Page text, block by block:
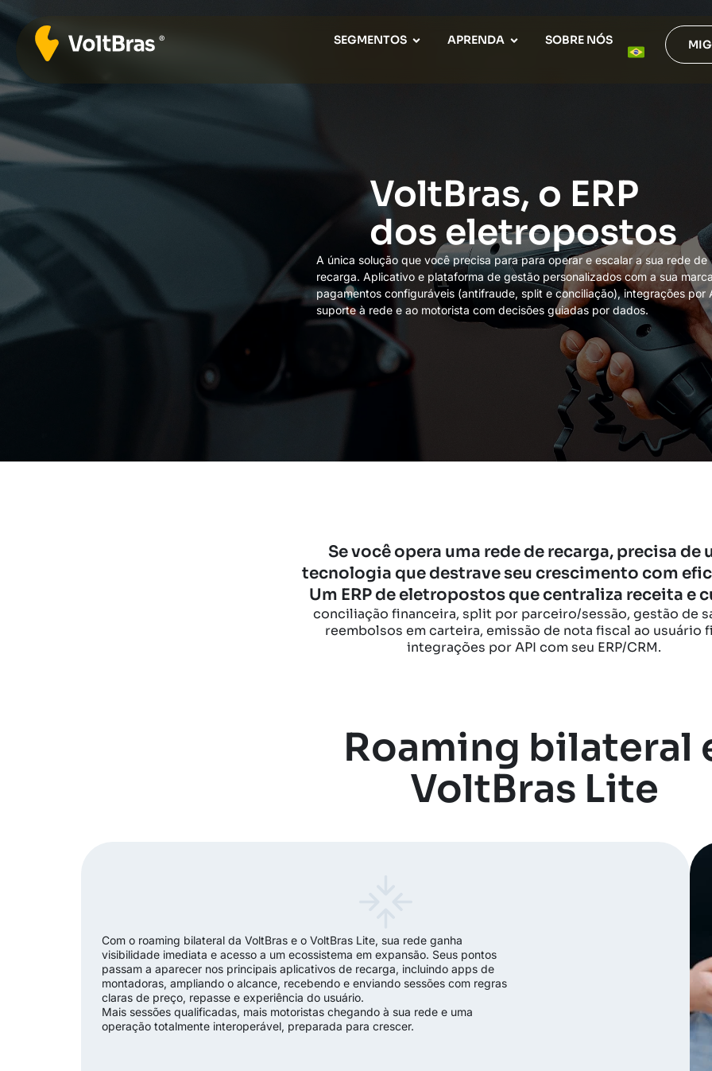
SEGMENTOS APRENDA SOBRE NÓS
VoltBras, o ERP
dos eletropostos
A única solução que você precisa para para operar e escalar a sua rede de
recarga. Aplicativo e plataforma de gestão personalizados com a sua
pagamentos configuráveis (antifraude, split e conciliação), integrações por
suporte à rede e ao motorista com decisões guiadas por dados.
Se você opera uma rede de recarga, precisa de
tecnologia que destrave seu crescimento com
Um ERP de eletropostos que centraliza receita e
conciliação financeira, split por parceiro/sessão, gestão de
reembolsos em carteira, emissão de nota fiscal ao usuário
integrações por API com seu ERP/CRM.
Roaming bilateral
VoltBras Lite
Com o roaming bilateral da VoltBras e o VoltBras Lite, sua rede ganha
visibilidade imediata e acesso a um ecossistema em expansão. Seus pontos
passam a aparecer nos principais aplicativos de recarga, incluindo apps de
montadoras, ampliando o alcance, recebendo e enviando sessões com regras
claras de preço, repasse e experiência do usuário.
Mais sessões qualificadas, mais motoristas chegando à sua rede e uma
operação totalmente interoperável, preparada para crescer.